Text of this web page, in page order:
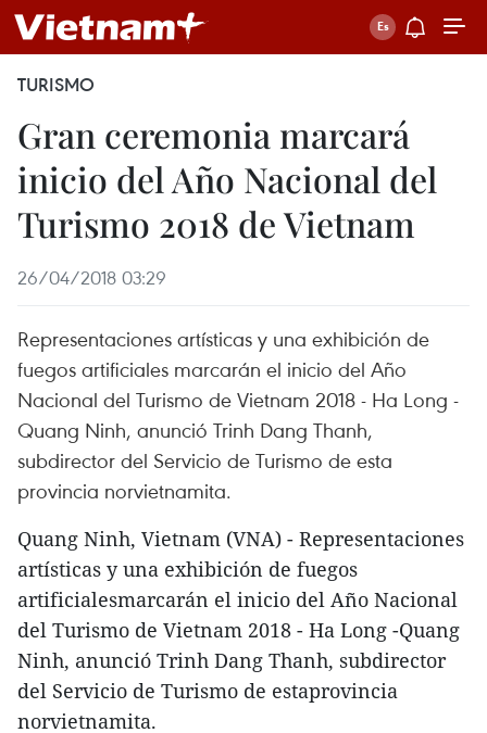
TURISMO
Gran ceremonia marcará
inicio del Año Nacional del
Turismo 2018 de Vietnam
26/04/2018 03:29
Representaciones artísticas y una exhibición de
fuegos artificiales marcarán el inicio del Año
Nacional del Turismo de Vietnam 2018 - Ha Long -
Quang Ninh, anunció Trinh Dang Thanh,
subdirector del Servicio de Turismo de esta
provincia norvietnamita.
Quang Ninh, Vietnam (VNA) - Representaciones
artísticas y una exhibición de fuegos
artificialesmarcarán el inicio del Año Nacional
del Turismo de Vietnam 2018 - Ha Long -Quang
Ninh, anunció Trinh Dang Thanh, subdirector
del Servicio de Turismo de estaprovincia
norvietnamita.